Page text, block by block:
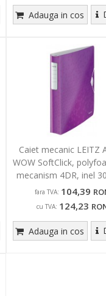
Adauga in cos
Caiet mecanic LEITZ
WOW SoftClick,
mecanism 4DR, inel
mov
fara TVA: 104,39
cu TVA: 124,23
Adauga in cos